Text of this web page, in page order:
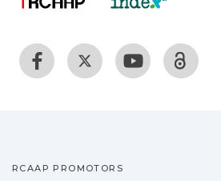
RCAAP PROMOTORS